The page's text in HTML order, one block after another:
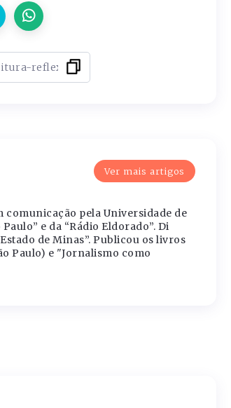
Ver mais artigos
comunicação pela Universidade de
e da “Rádio Eldorado”. Di
de Minas”. Publicou os livros
Paulo) e "Jornalismo como